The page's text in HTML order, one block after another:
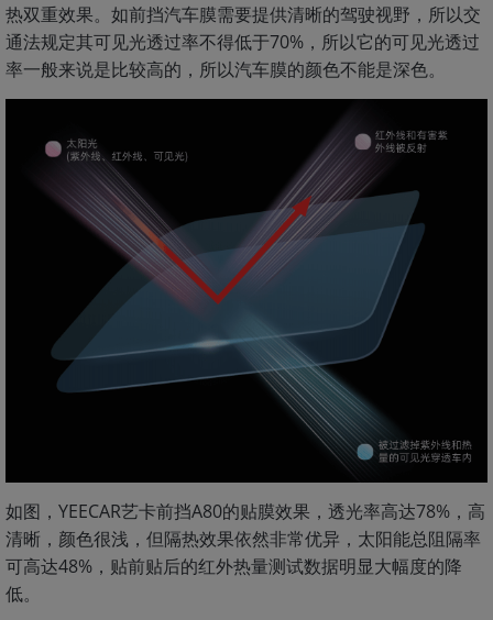
热双重效果。如前挡汽车膜需要提供清晰的驾驶视野，所以交
通法规定其可见光透过率不得低于70%，所以它的可见光透过
率一般来说是比较高的，所以汽车膜的颜色不能是深色。
如图，YEECAR艺卡前挡A80的贴膜效果，透光率高达78%，高
清晰，颜色很浅，但隔热效果依然非常优异，太阳能总阻隔率
可高达48%，贴前贴后的红外热量测试数据明显大幅度的降
低。